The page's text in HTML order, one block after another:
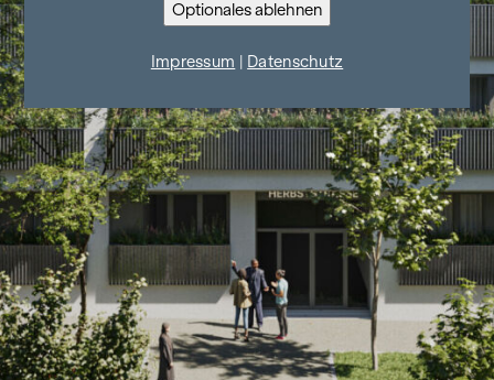
Optionales ablehnen
Impressum Datenschutz